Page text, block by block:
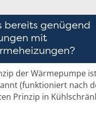
bereits genügend
mit
der Wärmepumpe
(funktioniert nach
Prinzip in